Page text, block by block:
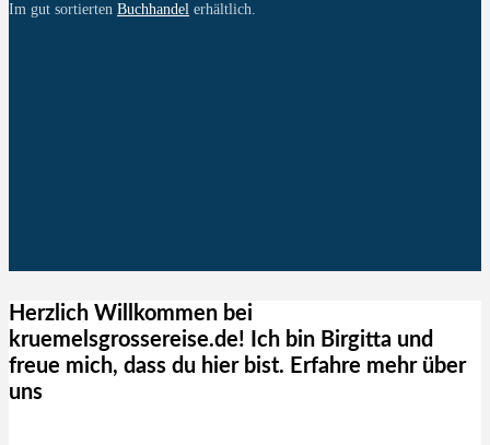
Im gut sortierten Buchhandel erhältlich.
Herzlich Willkommen bei
kruemelsgrossereise.de! Ich bin Birgitta und
freue mich, dass du hier bist. Erfahre mehr über
uns